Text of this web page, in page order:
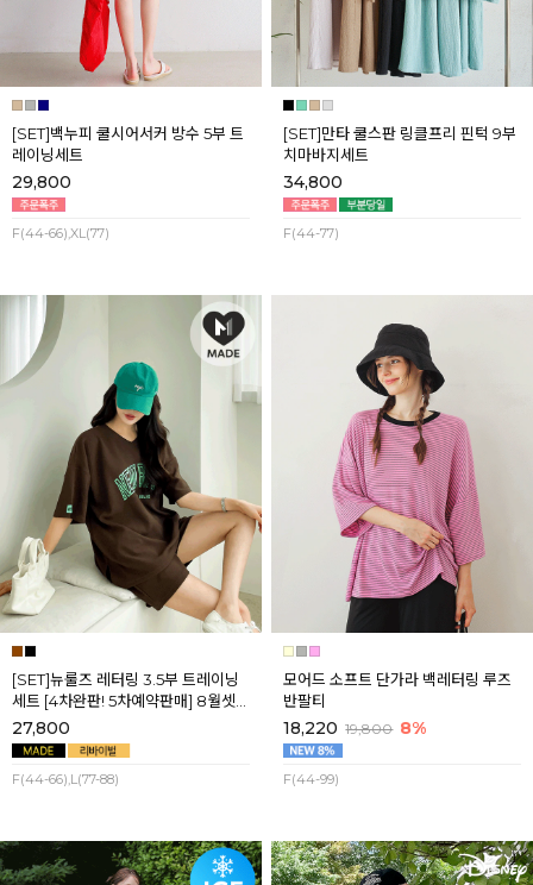
[SET]백누피 쿨시어서커 방수 5부 트
레이닝세트
29,800
F(44-66),XL(77)
[SET]만타 쿨스판 링클프리 핀턱 9부
치마바지세트
34,800
F(44-77)
[SET]뉴룰즈 레터링 3.5부 트레이닝
세트 [4차완판! 5차예약판매] 8월셋
째주 순차배송
27,800
F(44-66),L(77-88)
모어드 소프트 단가라 백레터링 루즈
반팔티
18,220 19,800 8%
F(44-99)